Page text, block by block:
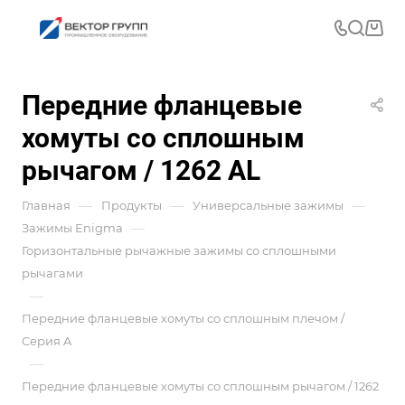
Передние фланцевые
хомуты со сплошным
рычагом / 1262 AL
Главная — Продукты — Универсальные зажимы —
Зажимы Enigma —
Горизонтальные рычажные зажимы со сплошными
рычагами
—
Передние фланцевые хомуты со сплошным плечом /
Серия A
—
Передние фланцевые хомуты со сплошным рычагом / 1262